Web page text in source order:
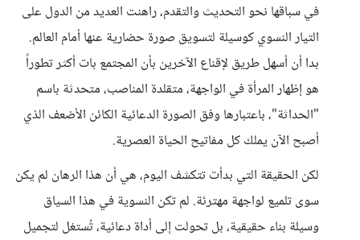
في سباقها نحو التحديث والتقدم، راهنت العديد من الدول على
التيار النسوي كوسيلة لتسويق صورة حضارية عنها أمام العالم.
بدا أن أسهل طريق لإقناع الآخرين بأن المجتمع بات أكثر تطوراً
هو إظهار المرأة في الواجهة، متقلدة المناصب، متحدثة باسم
"الحداثة"، باعتبارها وفق الصورة الدعائية الكائن الأضعف الذي
أصبح الآن يملك كل مفاتيح الحياة العصرية.
لكن الحقيقة التي بدأت تتكشف اليوم، هي أن هذا الرهان لم يكن
سوى تلميع لواجهة مهترئة. لم تكن النسوية في هذا السياق
وسيلة بناء حقيقية، بل تحولت إلى أداة دعائية، تُستغل لتجميل